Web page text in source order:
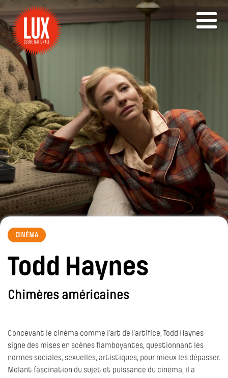
CINÉMA
Todd Haynes
Chimères américaines
Concevant le cinéma comme l’art de l’artifice, Todd Haynes
signe des mises en scènes flamboyantes, questionnant les
normes sociales, sexuelles, artistiques, pour mieux les dépasser.
Mêlant fascination du sujet et puissance du cinéma, il a